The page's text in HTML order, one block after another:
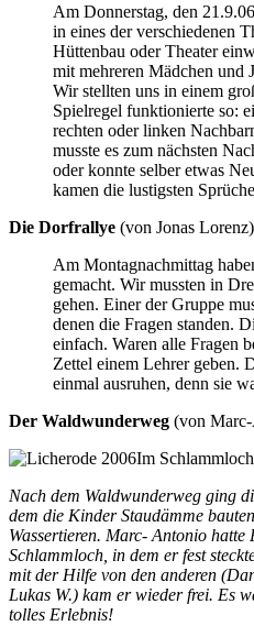
Am Donnerstag, den
in eines der verschiedenen
Hüttenbau oder Theater
mit mehreren Mädchen und
Wir stellten uns in einem
Spielregel funktionierte so:
rechten oder linken
musste es zum nächsten
oder konnte selber etwas
kamen die lustigsten
Die Dorfrallye (von Jonas Lorenz)
Am Montagnachmittag
gemacht. Wir mussten in
gehen. Einer der Gruppe
denen die Fragen standen.
einfach. Waren alle Fragen
Zettel einem Lehrer geben.
einmal ausruhen, denn sie
Der Waldwunderweg (von
Im Schlammloch
Nach dem Waldwunderweg ging
dem die Kinder Staudämme
Wassertieren. Marc- Antonio hatte
Schlammloch, in dem er fest
mit der Hilfe von den anderen
Lukas W.) kam er wieder frei. Es
tolles Erlebnis!